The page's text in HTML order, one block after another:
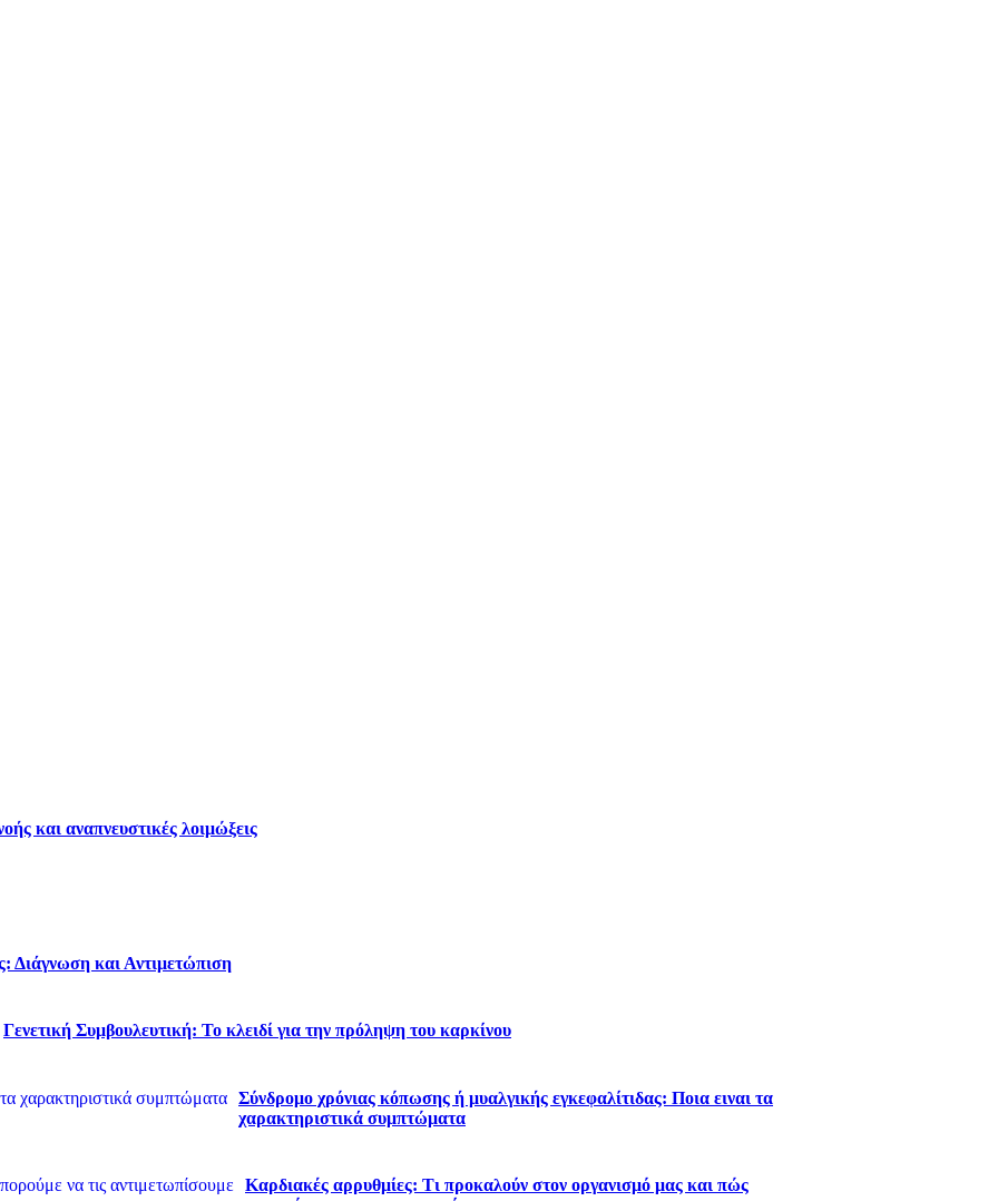
και αναπνευστικές λοιμώξεις
Διάγνωση και Αντιμετώπιση
Γενετική Συμβουλευτική: Το κλειδί για την πρόληψη του καρκίνου
Σύνδρομο χρόνιας κόπωσης ή μυαλγικής εγκεφαλίτιδας: Ποια ειναι τα
χαρακτηριστικά συμπτώματα
Καρδιακές αρρυθμίες: Τι προκαλούν στον οργανισμό μας και πώς